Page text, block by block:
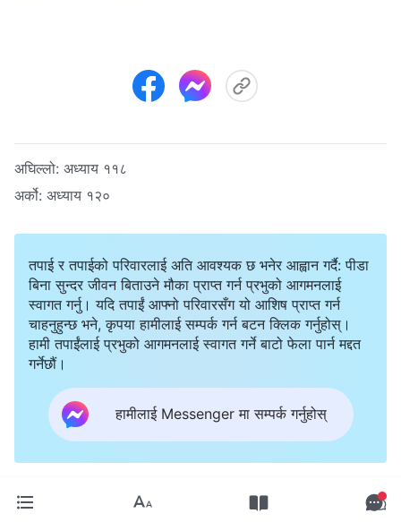
अघिल्लो: अध्याय ११८
अर्को: अध्याय १२०
तपाई र तपाईको परिवारलाई अति आवश्यक छ भनेर आह्वान गर्दै: पीडा
बिना सुन्दर जीवन बिताउने मौका प्राप्त गर्न प्रभुको आगमनलाई
स्वागत गर्नु। यदि तपाईं आफ्नो परिवारसँग यो आशिष प्राप्त गर्न
चाहनुहुन्छ भने, कृपया हामीलाई सम्पर्क गर्न बटन क्लिक गर्नुहोस्।
हामी तपाईंलाई प्रभुको आगमनलाई स्वागत गर्ने बाटो फेला पार्न मद्दत
गर्नेछौं।
हामीलाई Messenger मा सम्पर्क गर्नुहोस्